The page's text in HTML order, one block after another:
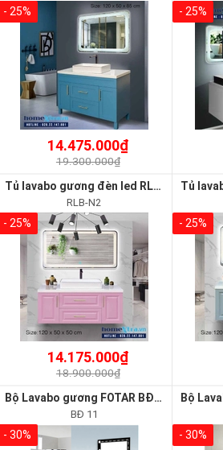
- 25%
14.475.000₫
19.300.000₫
- 25%
Tủ lavabo gương đèn led RLB-N2
RLB-N2
- 25%
14.175.000₫
18.900.000₫
- 25%
Bộ Lavabo gương FOTAR BĐ 11
BĐ 11
- 30% - 30%